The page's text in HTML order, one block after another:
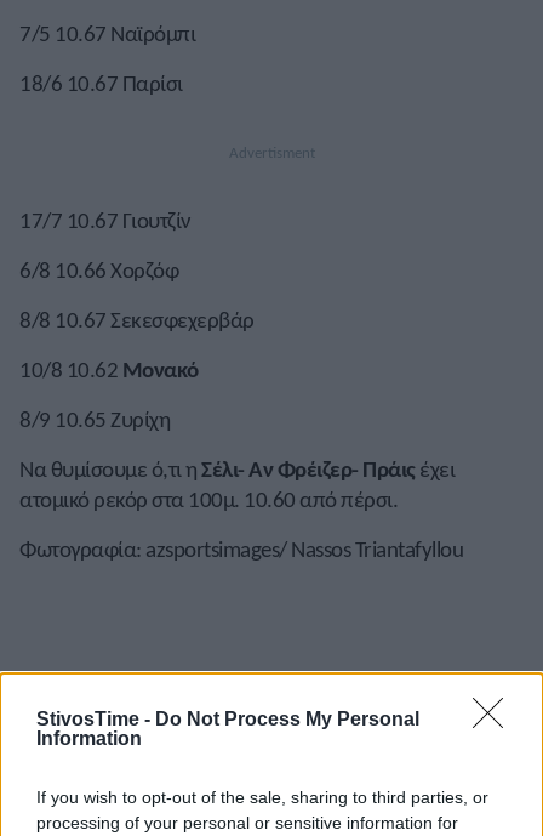
StivosTime - Do Not Process My Personal
Information
If you wish to opt-out of the sale, sharing to third parties, or
processing of your personal or sensitive information for
A+ A- A±
7/5 10.67 Ναϊρόμπι
18/6 10.67 Παρίσι
17/7 10.67 Γιουτζίν
6/8 10.66 Χορζόφ
8/8 10.67 Σεκεσφεχερβάρ
10/8 10.62 Μονακό
8/9 10.65 Ζυρίχη
Να θυμίσουμε ό,τι ηΣέλι- Αν Φρέιζερ- Πράιςέχει
ατομικό ρεκόρ στα 100μ. 10.60 από πέρσι.
Φωτογραφία: azsportsimages/ Nassos Triantafyllou